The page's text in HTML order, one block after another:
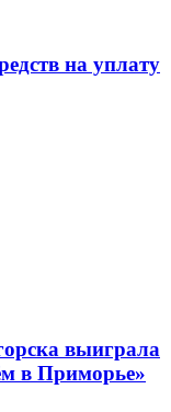
на уплату
выиграла
в Приморье»